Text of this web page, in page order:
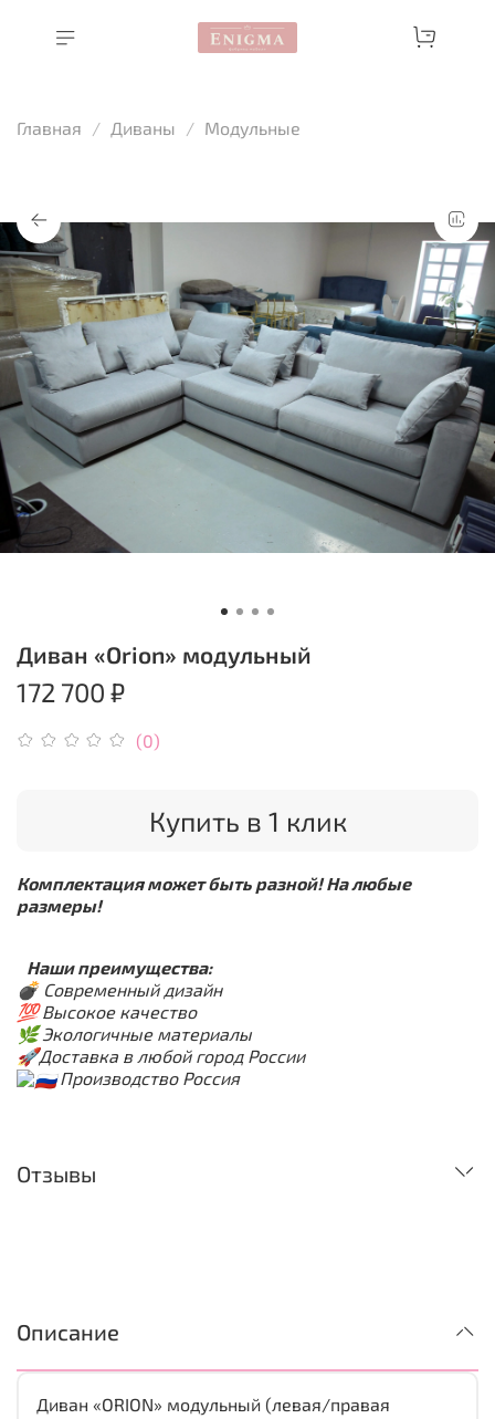
Главная Диваны Модульные
(0)
Диван «Orion» модульный
172 700 ₽
Купить в 1 клик
Комплектация может быть разной! На любые
размеры!
Наши преимущества:
💣 Современный дизайн
💯 Высокое качество
🌿 Экологичные материалы
🚀Доставка в любой город России
Производство Россия
Отзывы
Описание
Диван «ORION» модульный (левая/правая